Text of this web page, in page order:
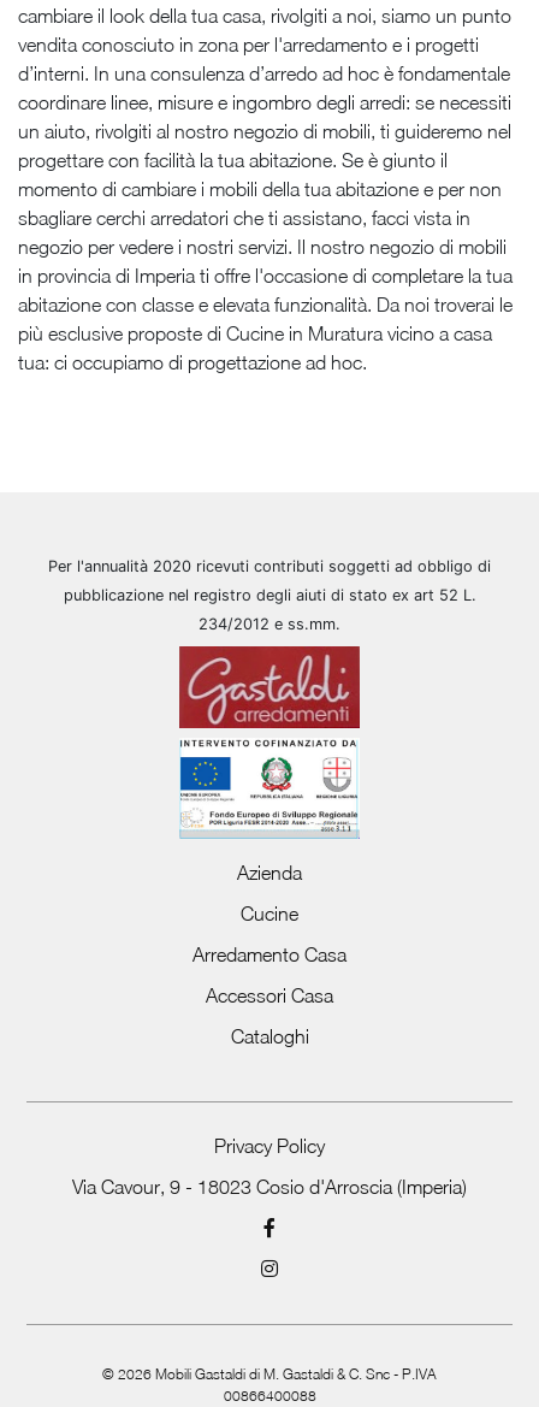
cambiare il look della tua casa, rivolgiti a noi, siamo un punto
vendita conosciuto in zona per l'arredamento e i progetti
d’interni. In una consulenza d’arredo ad hoc è fondamentale
coordinare linee, misure e ingombro degli arredi: se necessiti
un aiuto, rivolgiti al nostro negozio di mobili, ti guideremo nel
progettare con facilità la tua abitazione. Se è giunto il
momento di cambiare i mobili della tua abitazione e per non
sbagliare cerchi arredatori che ti assistano, facci vista in
negozio per vedere i nostri servizi. Il nostro negozio di mobili
in provincia di Imperia ti offre l'occasione di completare la tua
abitazione con classe e elevata funzionalità. Da noi troverai le
più esclusive proposte di Cucine in Muratura vicino a casa
tua: ci occupiamo di progettazione ad hoc.
Per l'annualità 2020 ricevuti contributi soggetti ad obbligo di
pubblicazione nel registro degli aiuti di stato ex art 52 L.
234/2012 e ss.mm.
Azienda
Cucine
Arredamento Casa
Accessori Casa
Cataloghi
Privacy Policy
Via Cavour, 9 - 18023 Cosio d'Arroscia (Imperia)
© 2026 Mobili Gastaldi di M. Gastaldi & C. Snc - P.IVA
00866400088